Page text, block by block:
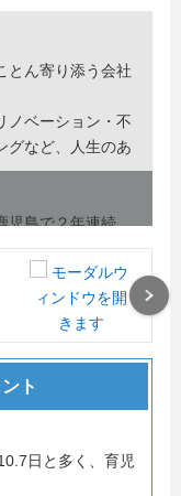
とん寄り添う会社
ノベーション・不
グなど、人生のあ
児島で２年連続
、お客様の相談に
きやすさにも力を
ループで幅広く取
けてきました。
たい仲間を募集中
会や面談に来て
ト
日と多く、育児